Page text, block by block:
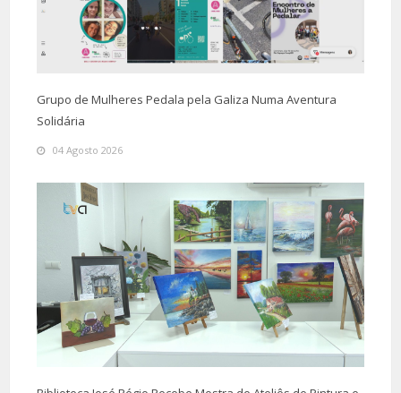
Grupo de Mulheres Pedala pela Galiza Numa Aventura
Solidária
04 Agosto 2026